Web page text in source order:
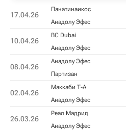
17.04.26
Панатинаикос
Анадолу Эфес
10.04.26
BC Dubai
Анадолу Эфес
08.04.26
Анадолу Эфес
Партизан
02.04.26
Маккаби Т-А
Анадолу Эфес
26.03.26
Реал Мадрид
Анадолу Эфес